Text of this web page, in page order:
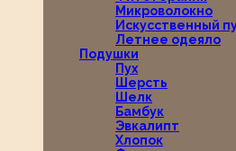
Микроволокно
Искусственный
Летнее одеяло
Подушки
Пух
Шерсть
Шелк
Бамбук
Эвкалипт
Хлопок